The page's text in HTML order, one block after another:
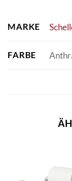
MARKE
FARBE